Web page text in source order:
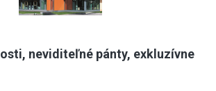
neviditeľné pánty, exkluzívne